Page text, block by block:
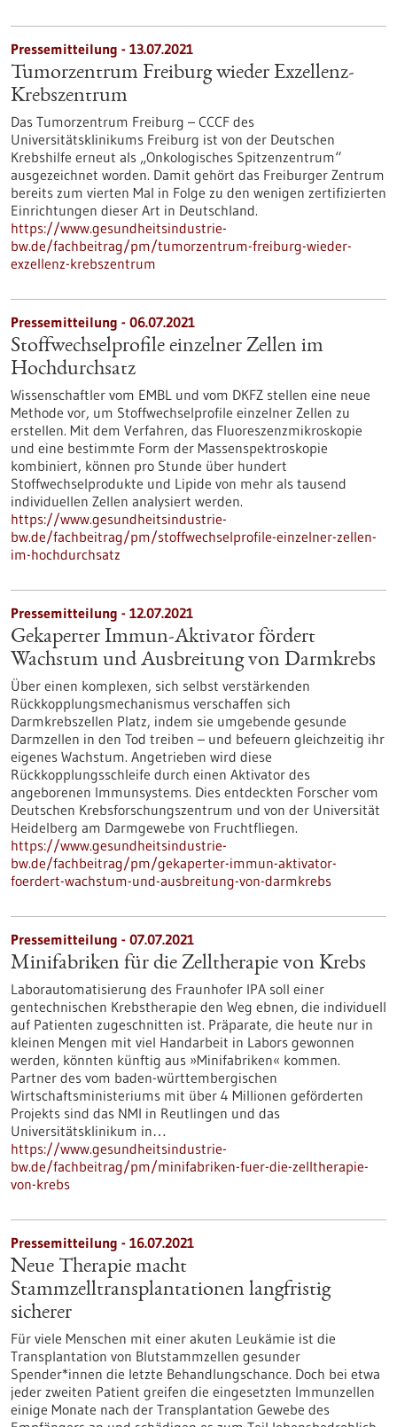
Pressemitteilung - 13.07.2021
Tumorzentrum Freiburg wieder Exzellenz-
Krebszentrum
Das Tumorzentrum Freiburg – CCCF des
Universitätsklinikums Freiburg ist von der Deutschen
Krebshilfe erneut als „Onkologisches Spitzenzentrum“
ausgezeichnet worden. Damit gehört das Freiburger Zentrum
bereits zum vierten Mal in Folge zu den wenigen zertifizierten
Einrichtungen dieser Art in Deutschland.
https://www.gesundheitsindustrie-
bw.de/fachbeitrag/pm/tumorzentrum-freiburg-wieder-
exzellenz-krebszentrum
Pressemitteilung - 06.07.2021
Stoffwechselprofile einzelner Zellen im
Hochdurchsatz
Wissenschaftler vom EMBL und vom DKFZ stellen eine neue
Methode vor, um Stoffwechselprofile einzelner Zellen zu
erstellen. Mit dem Verfahren, das Fluoreszenzmikroskopie
und eine bestimmte Form der Massenspektroskopie
kombiniert, können pro Stunde über hundert
Stoffwechselprodukte und Lipide von mehr als tausend
individuellen Zellen analysiert werden.
https://www.gesundheitsindustrie-
bw.de/fachbeitrag/pm/stoffwechselprofile-einzelner-zellen-
im-hochdurchsatz
Pressemitteilung - 12.07.2021
Gekaperter Immun-Aktivator fördert
Wachstum und Ausbreitung von Darmkrebs
Über einen komplexen, sich selbst verstärkenden
Rückkopplungsmechanismus verschaffen sich
Darmkrebszellen Platz, indem sie umgebende gesunde
Darmzellen in den Tod treiben – und befeuern gleichzeitig ihr
eigenes Wachstum. Angetrieben wird diese
Rückkopplungsschleife durch einen Aktivator des
angeborenen Immunsystems. Dies entdeckten Forscher vom
Deutschen Krebsforschungszentrum und von der Universität
Heidelberg am Darmgewebe von Fruchtfliegen.
https://www.gesundheitsindustrie-
bw.de/fachbeitrag/pm/gekaperter-immun-aktivator-
foerdert-wachstum-und-ausbreitung-von-darmkrebs
Pressemitteilung - 07.07.2021
Minifabriken für die Zelltherapie von Krebs
Laborautomatisierung des Fraunhofer IPA soll einer
gentechnischen Krebstherapie den Weg ebnen, die individuell
auf Patienten zugeschnitten ist. Präparate, die heute nur in
kleinen Mengen mit viel Handarbeit in Labors gewonnen
werden, könnten künftig aus »Minifabriken« kommen.
Partner des vom baden-württembergischen
Wirtschaftsministeriums mit über 4 Millionen geförderten
Projekts sind das NMI in Reutlingen und das
Universitätsklinikum in…
https://www.gesundheitsindustrie-
bw.de/fachbeitrag/pm/minifabriken-fuer-die-zelltherapie-
von-krebs
Pressemitteilung - 16.07.2021
Neue Therapie macht
Stammzelltransplantationen langfristig
sicherer
Für viele Menschen mit einer akuten Leukämie ist die
Transplantation von Blutstammzellen gesunder
Spender*innen die letzte Behandlungschance. Doch bei etwa
jeder zweiten Patient greifen die eingesetzten Immunzellen
einige Monate nach der Transplantation Gewebe des